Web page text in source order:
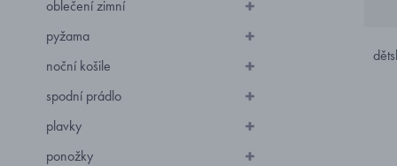
oblečení zimní
pyžama
noční košile
spodní prádlo
plavky
ponožky